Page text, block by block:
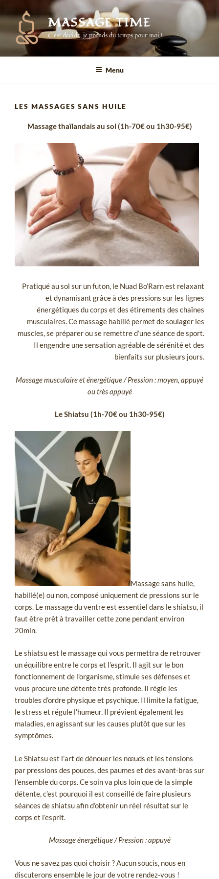
au
contenu
principal
MASSAGE TIME
C'est décidé, je prends du temps pour moi !
Menu
LES MASSAGES SANS HUILE
Massage thaïlandais au sol (1h-70€ ou 1h30-95€)
Pratiqué au sol sur un futon, le Nuad Bo’Rarn est relaxant
et dynamisant grâce à des pressions sur les lignes
énergétiques du corps et des étirements des chaînes
musculaires. Ce massage habillé permet de soulager les
muscles, se préparer ou se remettre d’une séance de sport.
Il engendre une sensation agréable de sérénité et des
bienfaits sur plusieurs jours.
Massage musculaire et énergétique / Pression : moyen, appuyé
ou très appuyé
Le Shiatsu (1h-70€ ou 1h30-95€)
Massage sans huile,
habillé(e) ou non, composé uniquement de pressions sur le
corps. Le massage du ventre est essentiel dans le shiatsu, il
faut être prêt à travailler cette zone pendant environ
20min.
Le shiatsu est le massage qui vous permettra de retrouver
un équilibre entre le corps et l’esprit. Il agit sur le bon
fonctionnement de l’organisme, stimule ses défenses et
vous procure une détente très profonde. Il règle les
troubles d’ordre physique et psychique. Il limite la fatigue,
le stress et régule l’humeur. Il prévient également les
maladies, en agissant sur les causes plutôt que sur les
symptômes.
Le Shiatsu est l’art de dénouer les nœuds et les tensions
par pressions des pouces, des paumes et des avant-bras sur
l’ensemble du corps. Ce soin va plus loin que de la simple
détente, c’est pourquoi il est conseillé de faire plusieurs
séances de shiatsu afin d’obtenir un réel résultat sur le
corps et l’esprit.
Massage énergétique / Pression : appuyé
Vous ne savez pas quoi choisir ? Aucun soucis, nous en
discuterons ensemble le jour de votre rendez-vous !